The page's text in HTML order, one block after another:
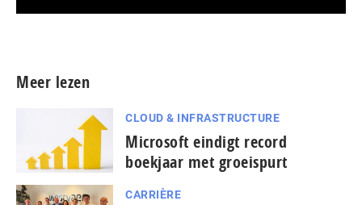
Meer lezen
CLOUD & INFRASTRUCTURE
Microsoft eindigt record
boekjaar met groeispurt
CARRIÈRE